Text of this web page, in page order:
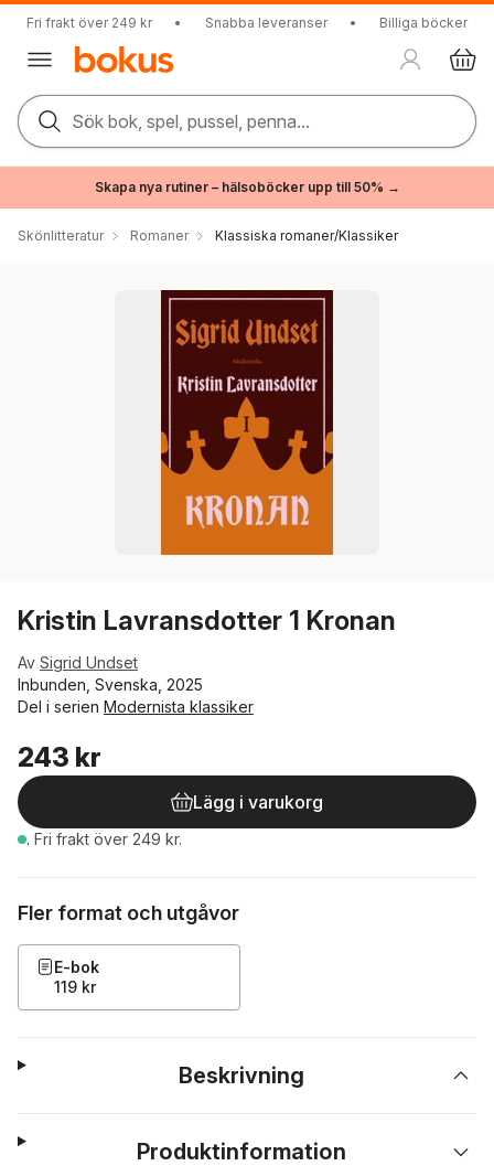
Fri frakt över 249 kr • Snabba leveranser • Billiga böcker
Sök bok, spel, pussel, penna...
Skapa nya rutiner – hälsoböcker upp till 50% →
Skönlitteratur Romaner Klassiska romaner/Klassiker
Kristin Lavransdotter 1 Kronan
Av Sigrid Undset
Inbunden, Svenska, 2025
Del i serien Modernista klassiker
243 kr
Lägg i varukorg
. Fri frakt över 249 kr.
Fler format och utgåvor
E-bok
119 kr
Beskrivning
Produktinformation